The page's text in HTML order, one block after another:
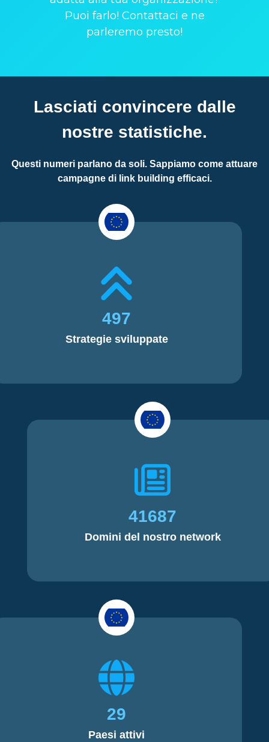
Puoi farlo! Contattaci e ne
parleremo presto!
Lasciati convincere dalle
nostre statistiche.
Questi numeri parlano da soli. Sappiamo come attuare
campagne di link building efficaci.
497
Strategie sviluppate
41687
Domini del nostro network
29
Paesi attivi